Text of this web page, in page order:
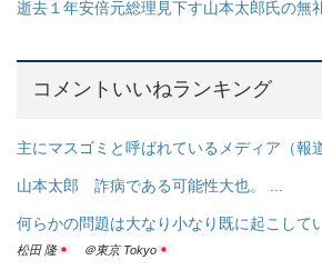
逝去１年安倍元総理見下す山本太郎氏の無
コメントいいねランキング
主にマスゴミと呼ばれているメディア（報
山本太郎 詐病である可能性大也。 ...
何らかの問題は大なり小なり既に起こして
松田 隆 ＠東京 Tokyo